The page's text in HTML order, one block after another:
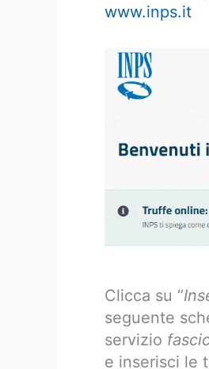
www.inps.it
Clicca su “
seguente
servizio
e inserisci le